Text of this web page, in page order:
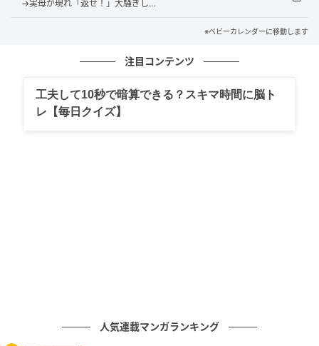
ろ言ってたのが聞こえたんだ」と言うのです。実はあ
のときの会話が夫に聞こえてしまっていたため、夫は
てくれていたのでした。自分の母親の失礼な発言が知
てず「配慮」という形で返してくれた義両親の懐の深
さに、Aは言葉を失いました。
たのです。
→実母が現れ「返せ！」大騒ぎし…
※ベビーカレンダーに移動します
注目コンテンツ
工夫して10秒で暗算できる？スキマ時間に脳ト
レ【毎日クイズ】
人気連載マンガランキング